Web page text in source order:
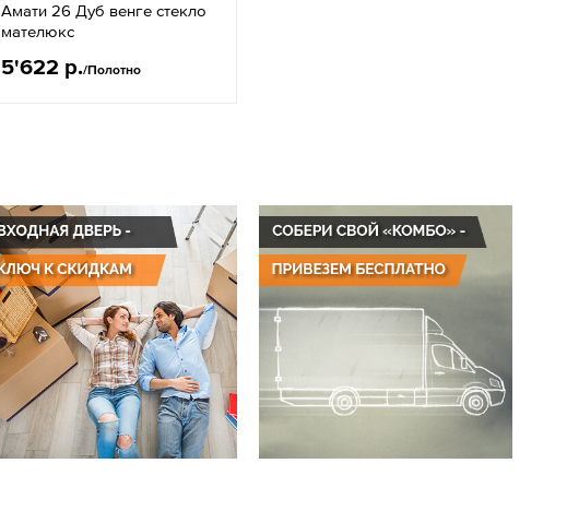
Амати 26 Дуб венге стекло
мателюкс
5'622 р./Полотно